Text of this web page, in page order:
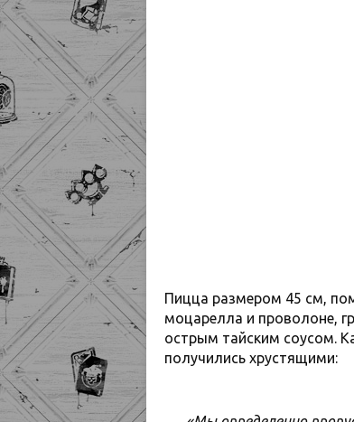
Пицца размером 45 см,
моцарелла и проволоне,
острым тайским соусом.
получились хрустящими: